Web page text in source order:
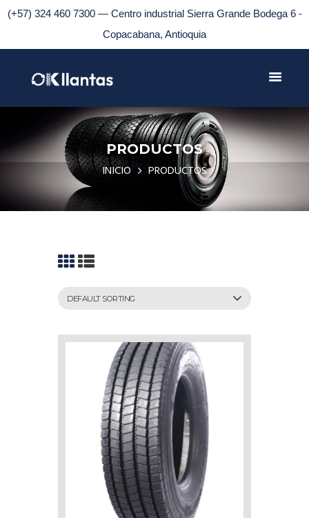
(+57) 324 460 7300 — Centro industrial Sierra Grande Bodega 6 -
Copacabana, Antioquia
PRODUCTOS
INICIO PRODUCTOS